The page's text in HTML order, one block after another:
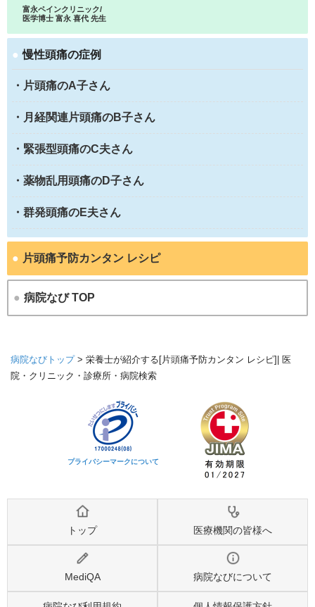
富永ペインクリニック/
医学博士 富永 喜代 先生
● 慢性頭痛の症例
・片頭痛のA子さん
・月経関連片頭痛のB子さん
・緊張型頭痛のC夫さん
・薬物乱用頭痛のD子さん
・群発頭痛のE夫さん
● 片頭痛予防カンタン レシピ
● 病院なび TOP
病院なびトップ> 栄養士が紹介する[片頭痛予防カンタン レシピ]| 医
院・クリニック・診療所・病院検索
プライバシーマークについて
トップ 医療機関の皆様へ
MediQA 病院なびについて